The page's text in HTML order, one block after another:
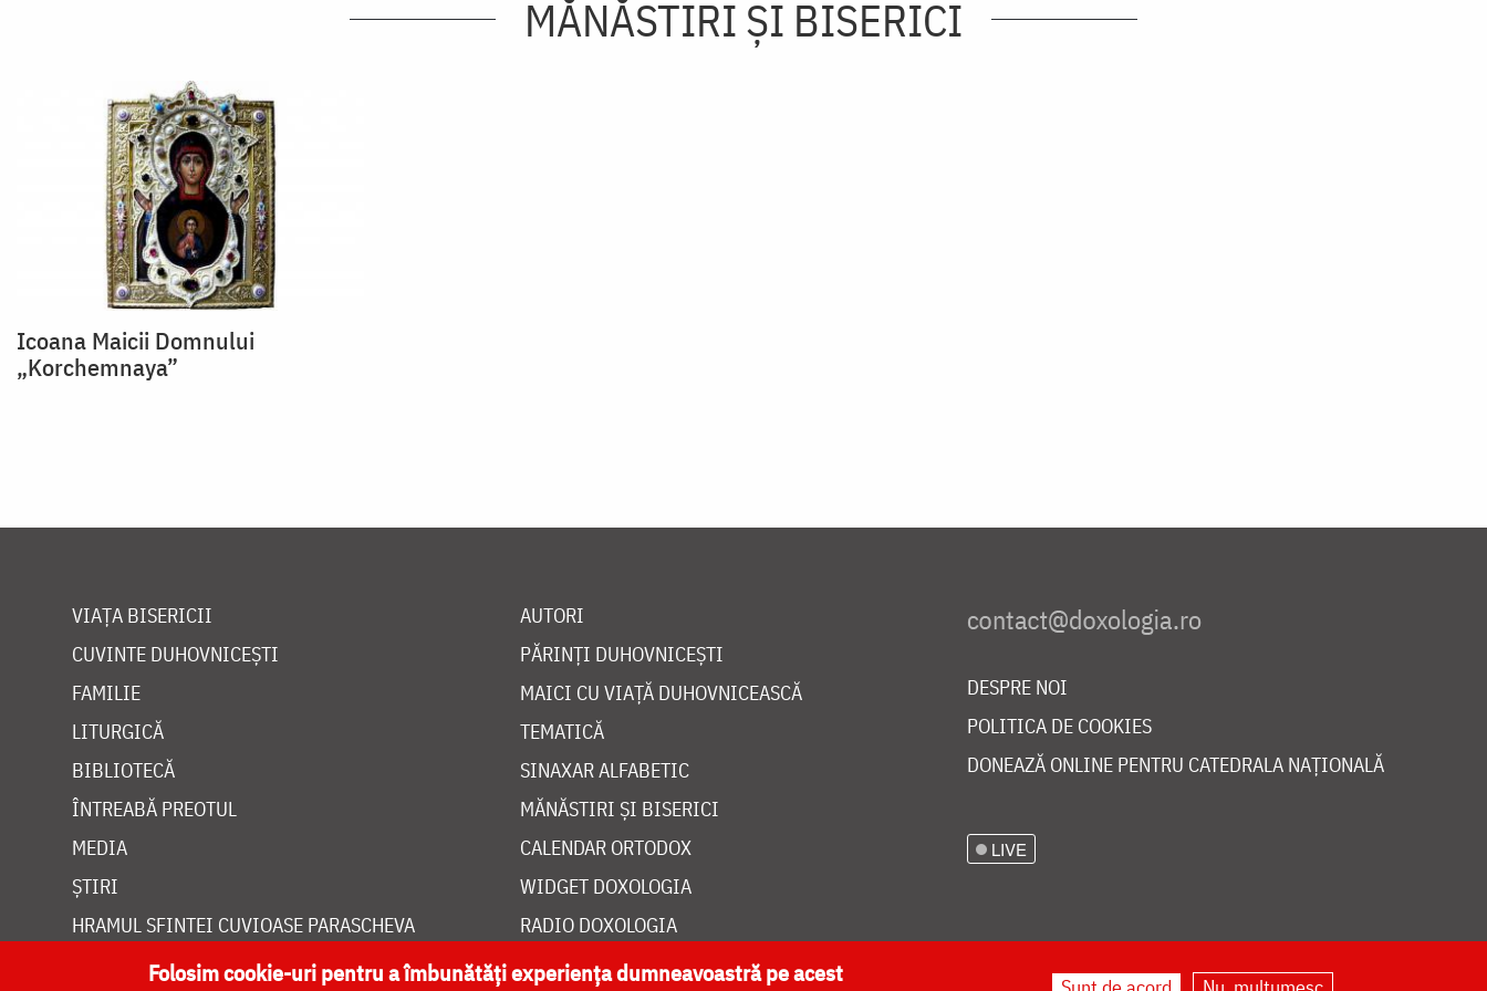
MĂNĂSTIRI ȘI BISERICI
Icoana Maicii Domnului
„Korchemnaya”
VIAȚA BISERICII
CUVINTE DUHOVNICEȘTI
FAMILIE
LITURGICĂ
BIBLIOTECĂ
ÎNTREABĂ PREOTUL
MEDIA
ȘTIRI
HRAMUL SFINTEI CUVIOASE PARASCHEVA
AUTORI
PĂRINȚI DUHOVNICEȘTI
MAICI CU VIAȚĂ DUHOVNICEASCĂ
TEMATICĂ
SINAXAR ALFABETIC
MĂNĂSTIRI ȘI BISERICI
CALENDAR ORTODOX
WIDGET DOXOLOGIA
RADIO DOXOLOGIA
DESPRE NOI
POLITICA DE COOKIES
DONEAZĂ ONLINE PENTRU CATEDRALA NAȚIONALĂ
LIVE
Folosim cookie-uri pentru a îmbunătăți experiența dumneavoastră pe acest